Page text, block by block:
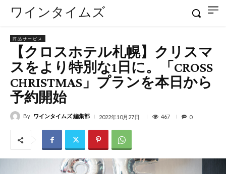
ワインタイムズ
商品サービス
【クロスホテル札幌】クリスマ
スをより特別な1日に。「CROSS
CHRISTMAS」プランを本日から
予約開始
By ワインタイムズ 編集部 2022年10月27日 467 0